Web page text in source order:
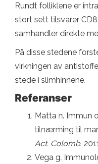
Rundt folliklene er
stort sett tilsvarer
samhandler direkte
På disse stedene
virkningen av
stede i slimhinnene.
Referanser
Matta n. Immun
tilnærming til
Act. Colomb.
Vega g.